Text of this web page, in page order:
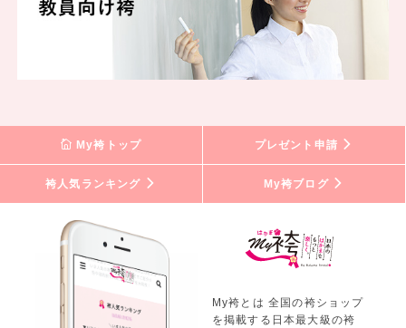
My袴トップ プレゼント申請
袴人気ランキング My袴ブログ
My袴とは 全国の袴ショップ
を掲載する日本最大級の袴